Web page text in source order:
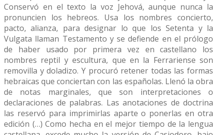
Conservó en el texto la voz Jehová, aunque nunca la
pronuncien los hebreos. Usa los nombres concierto,
pacto, alianza, para designar lo que los Setenta y la
Vulgata llaman Testamento y se defiende en el prólogo
de haber usado por primera vez en castellano los
nombres reptil y escultura, que en la Ferrariense son
removilla y doladizo. Y procuró retener todas las formas
hebraicas que conciertan con las españolas. Llenó la obra
de notas marginales, que son interpretaciones o
declaraciones de palabras. Las anotaciones de doctrina
las reservó para imprimirlas aparte o ponerlas en otra
edición (…) Como hecha en el mejor tiempo de la lengua